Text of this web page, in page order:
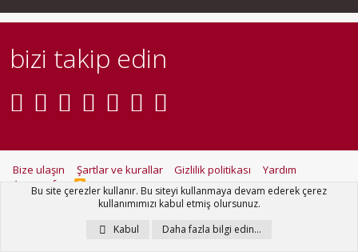
bizi takip edin
Bize ulaşın Şartlar ve kurallar Gizlilik politikası
Yardım
Ana sayfa
R
S
Metro Theme for XenForo by
PixelGoose Studio
Bu site çerezler kullanır. Bu siteyi kullanmaya devam ederek çerez
kullanımımızı kabul etmiş olursunuz.
Kabul
Daha fazla bilgi edin…